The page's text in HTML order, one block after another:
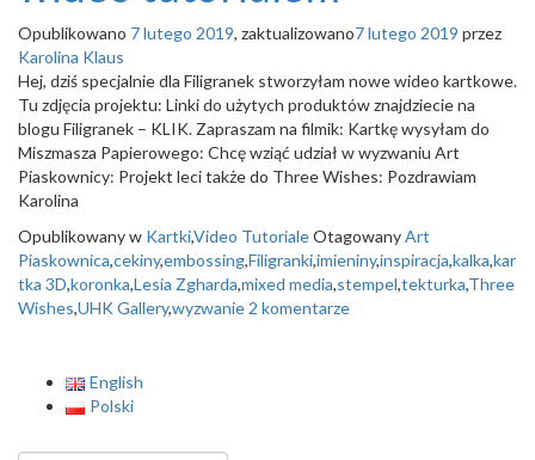
Opublikowano 7 lutego 2019, zaktualizowano7 lutego 2019 przez
Karolina Klaus
Hej, dziś specjalnie dla Filigranek stworzyłam nowe wideo kartkowe.
Tu zdjęcia projektu: Linki do użytych produktów znajdziecie na
blogu Filigranek – KLIK. Zapraszam na filmik: Kartkę wysyłam do
Miszmasza Papierowego: Chcę wziąć udział w wyzwaniu Art
Piaskownicy: Projekt leci także do Three Wishes: Pozdrawiam
Karolina
Opublikowany w Kartki,Video TutorialeOtagowanyArt
Piaskownica,cekiny,embossing,Filigranki,imieniny,inspiracja,kalka,kar
tka 3D,koronka,Lesia Zgharda,mixed media,stempel,tekturka,Three
Wishes,UHK Gallery,wyzwanie 2 komentarze
English
Polski